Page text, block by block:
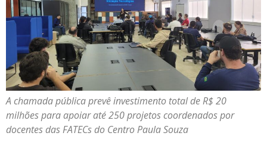
A chamada pública prevê investimento total de R$ 20
milhões para apoiar até 250 projetos coordenados por
docentes das FATECs do Centro Paula Souza